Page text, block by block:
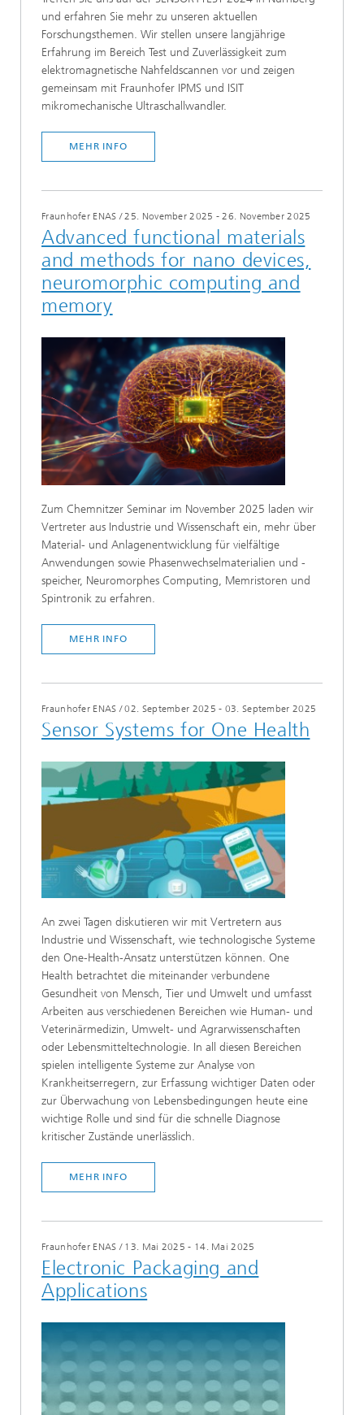
und erfahren Sie mehr zu unseren aktuellen
Forschungsthemen. Wir stellen unsere langjährige
Erfahrung im Bereich Test und Zuverlässigkeit zum
elektromagnetische Nahfeldscannen vor und zeigen
gemeinsam mit Fraunhofer IPMS und ISIT
mikromechanische Ultraschallwandler.
MEHR INFO
Fraunhofer ENAS /25. November 2025 - 26. November 2025
Advanced functional materials
and methods for nano devices,
neuromorphic computing and
memory
Zum Chemnitzer Seminar im November 2025 laden wir
Vertreter aus Industrie und Wissenschaft ein, mehr über
Material- und Anlagenentwicklung für vielfältige
Anwendungen sowie Phasenwechselmaterialien und -
speicher, Neuromorphes Computing, Memristoren und
Spintronik zu erfahren.
MEHR INFO
Fraunhofer ENAS /02. September 2025 - 03. September 2025
Sensor Systems for One Health
An zwei Tagen diskutieren wir mit Vertretern aus
Industrie und Wissenschaft, wie technologische Systeme
den One-Health-Ansatz unterstützen können. One
Health betrachtet die miteinander verbundene
Gesundheit von Mensch, Tier und Umwelt und umfasst
Arbeiten aus verschiedenen Bereichen wie Human- und
Veterinärmedizin, Umwelt- und Agrarwissenschaften
oder Lebensmitteltechnologie. In all diesen Bereichen
spielen intelligente Systeme zur Analyse von
Krankheitserregern, zur Erfassung wichtiger Daten oder
zur Überwachung von Lebensbedingungen heute eine
wichtige Rolle und sind für die schnelle Diagnose
kritischer Zustände unerlässlich.
MEHR INFO
Fraunhofer ENAS / 13. Mai 2025 - 14. Mai 2025
Electronic Packaging and
Applications